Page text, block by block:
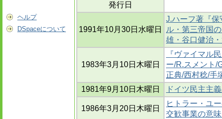
ヘルプ
DSpaceについて
発行日
1991年10月30日水曜日
J.ハーフ著『保
ル・第三帝国
雄・谷口健治
1983年3月10日木曜日
『ヴァイマル
ー/R.スメント/
正典/西村稔/手
1981年9月10日木曜日
ドイツ民主主
1986年3月20日木曜日
ヒトラー・ユ
交歓事業の意